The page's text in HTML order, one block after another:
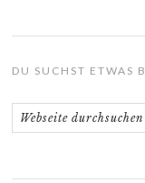
DU SUCHST ETWAS